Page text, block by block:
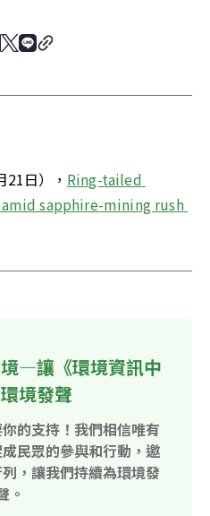
日）， Ring-tailed
sapphire-mining rush
—讓《環境資訊中
境發聲
的支持！我們相信唯有
民眾的參與和行動，邀
，讓我們持續為環境發
。